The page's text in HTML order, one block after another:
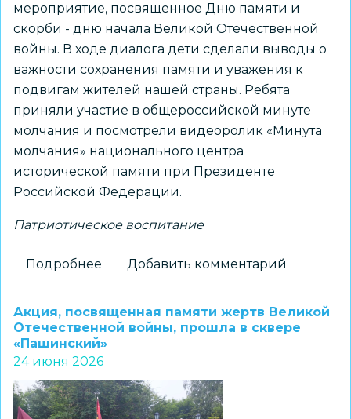
мероприятие, посвященное Дню памяти и
скорби - дню начала Великой Отечественной
войны. В ходе диалога дети сделали выводы о
важности сохранения памяти и уважения к
подвигам жителей нашей страны. Ребята
приняли участие в общероссийской минуте
молчания и посмотрели видеоролик «Минута
молчания» национального центра
исторической памяти при Президенте
Российской Федерации.
Патриотическое воспитание
Подробнее
«Заельцовский»
приняли
участие
в
общероссийской
Добавить комментарий
Акция, посвященная памяти жертв Великой
Отечественной войны, прошла в сквере
«Пашинский»
24 июня 2026